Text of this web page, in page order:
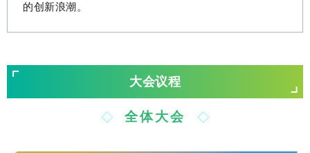
的创新浪潮。
大会议程
全体大会